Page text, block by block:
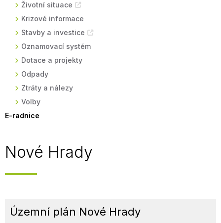
Životní situace
Krizové informace
Stavby a investice
Oznamovací systém
Dotace a projekty
Odpady
Ztráty a nálezy
Volby
E-radnice
Nové Hrady
Územní plán Nové Hrady